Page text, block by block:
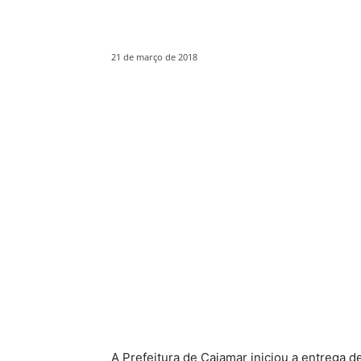
21 de março de 2018
A Prefeitura de Cajamar iniciou a entrega